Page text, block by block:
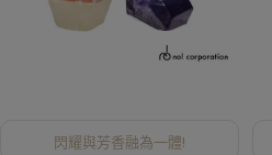
閃耀與芳香融為一體!